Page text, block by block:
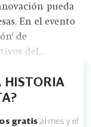
pueda
En el evento
de
del...
HISTORIA
gratis al mes y el